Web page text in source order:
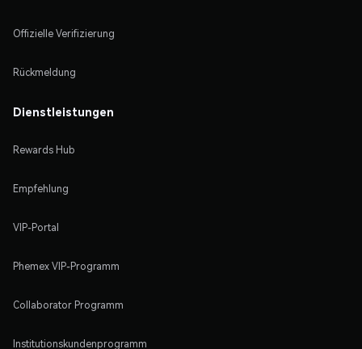
Offizielle Verifizierung
Rückmeldung
Dienstleistungen
Rewards Hub
Empfehlung
VIP-Portal
Phemex VIP-Programm
Collaborator Programm
Institutionskundenprogramm